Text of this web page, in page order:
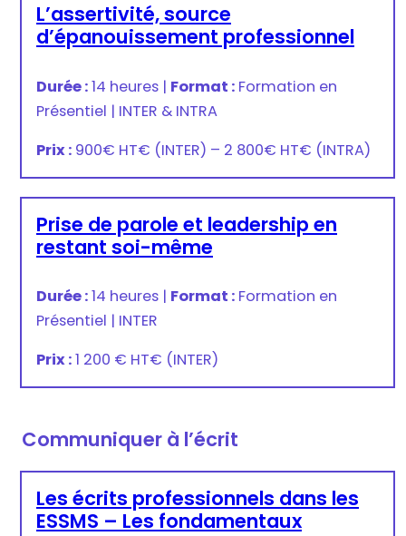
L’assertivité, source
d’épanouissement professionnel
Durée :14 heures | Format : Formation en
Présentiel | INTER & INTRA
Prix : 900€ HT€ (INTER) – 2 800€ HT€ (INTRA)
Prise de parole et leadership en
restant soi-même
Durée :14 heures | Format : Formation en
Présentiel | INTER
Prix :1 200 € HT€ (INTER)
Communiquer à l’écrit
Les écrits professionnels dans les
ESSMS – Les fondamentaux